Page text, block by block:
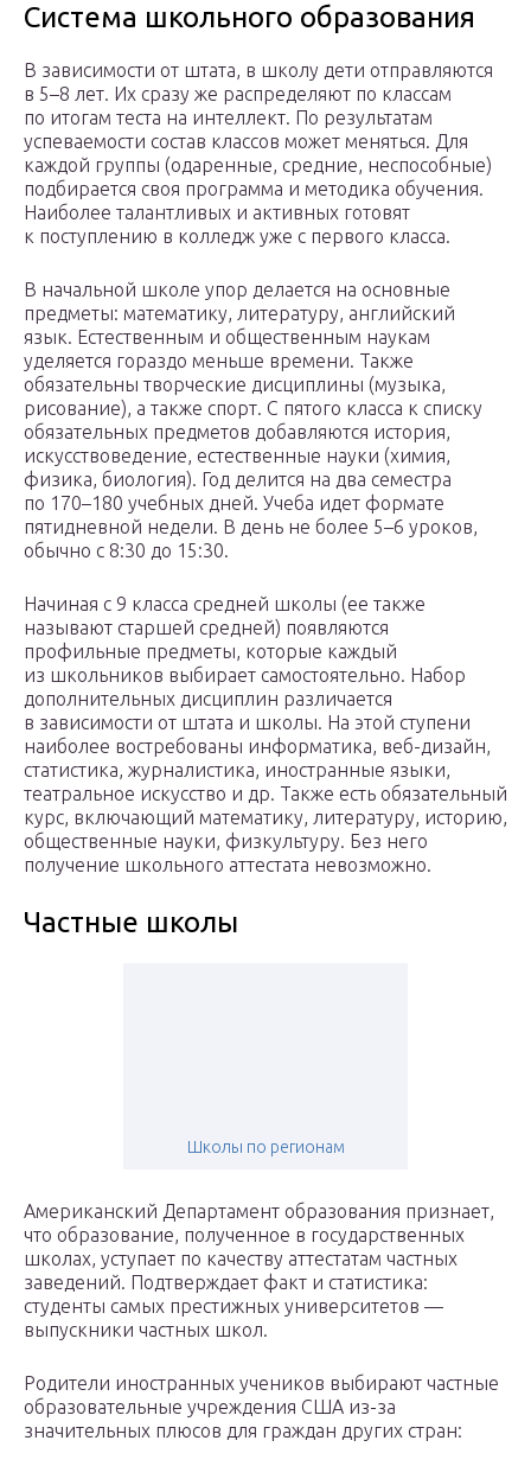
Система школьного образования
В зависимости от штата, в школу дети отправляются
в 5–8 лет. Их сразу же распределяют по классам
по итогам теста на интеллект. По результатам
успеваемости состав классов может меняться. Для
каждой группы (одаренные, средние, неспособные)
подбирается своя программа и методика обучения.
Наиболее талантливых и активных готовят
к поступлению в колледж уже с первого класса.
В начальной школе упор делается на основные
предметы: математику, литературу, английский
язык. Естественным и общественным наукам
уделяется гораздо меньше времени. Также
обязательны творческие дисциплины (музыка,
рисование), а также спорт. С пятого класса к списку
обязательных предметов добавляются история,
искусствоведение, естественные науки (химия,
физика, биология). Год делится на два семестра
по 170–180 учебных дней. Учеба идет формате
пятидневной недели. В день не более 5–6 уроков,
обычно с 8:30 до 15:30.
Начиная с 9 класса средней школы (ее также
называют старшей средней) появляются
профильные предметы, которые каждый
из школьников выбирает самостоятельно. Набор
дополнительных дисциплин различается
в зависимости от штата и школы. На этой ступени
наиболее востребованы информатика, веб-дизайн,
статистика, журналистика, иностранные языки,
театральное искусство и др. Также есть обязательный
курс, включающий математику, литературу, историю,
общественные науки, физкультуру. Без него
получение школьного аттестата невозможно.
Частные школы
Школы по регионам
Американский Департамент образования признает,
что образование, полученное в государственных
школах, уступает по качеству аттестатам частных
заведений. Подтверждает факт и статистика:
студенты самых престижных университетов —
выпускники частных школ.
Родители иностранных учеников выбирают частные
образовательные учреждения США из-за
значительных плюсов для граждан других стран: